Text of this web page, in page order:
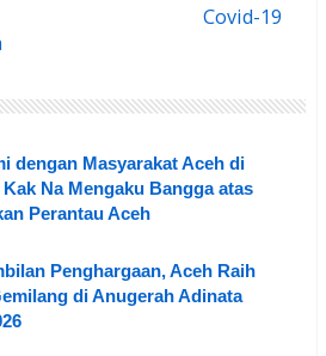
Covid-19
dengan Masyarakat Aceh di
Kak Na Mengaku Bangga atas
Perantau Aceh
Penghargaan, Aceh Raih
di Anugerah Adinata